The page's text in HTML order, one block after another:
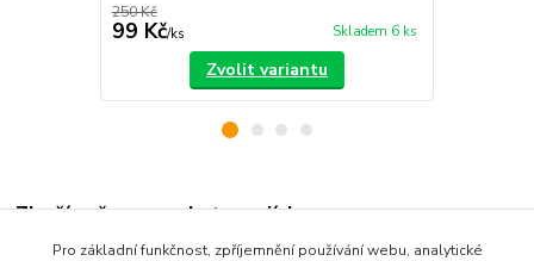
250 Kč
99 Kč/ks Skladem 6 ks
Zvolit variantu
Zboží zařazeno v kategoriích
Dámské oblečení
Pro základní funkčnost, zpříjemnění používání webu, analytické